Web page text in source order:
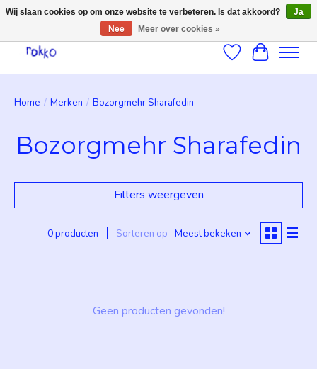
Verlanglijst
Home / Merken / Bozorgmehr Sharafedin
Bozorgmehr Sharafedin
Filters weergeven
0 producten Sorteren op Meest bekeken
Geen producten gevonden!
Wij slaan cookies op om onze website te verbeteren. Is dat akkoord?
Ja
Nee
Meer over cookies »